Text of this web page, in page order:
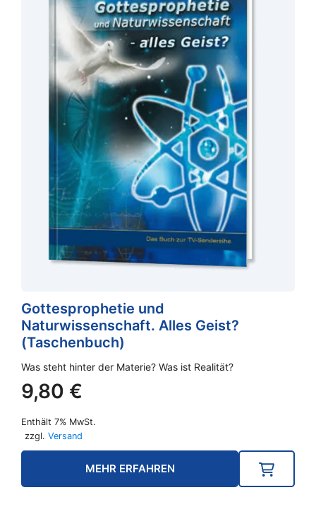
Gottesprophetie und
Naturwissenschaft. Alles Geist?
(Taschenbuch)
Was steht hinter der Materie? Was ist Realität?
9,80 €
Enthält 7% MwSt.
zzgl. Versand
MEHR ERFAHREN